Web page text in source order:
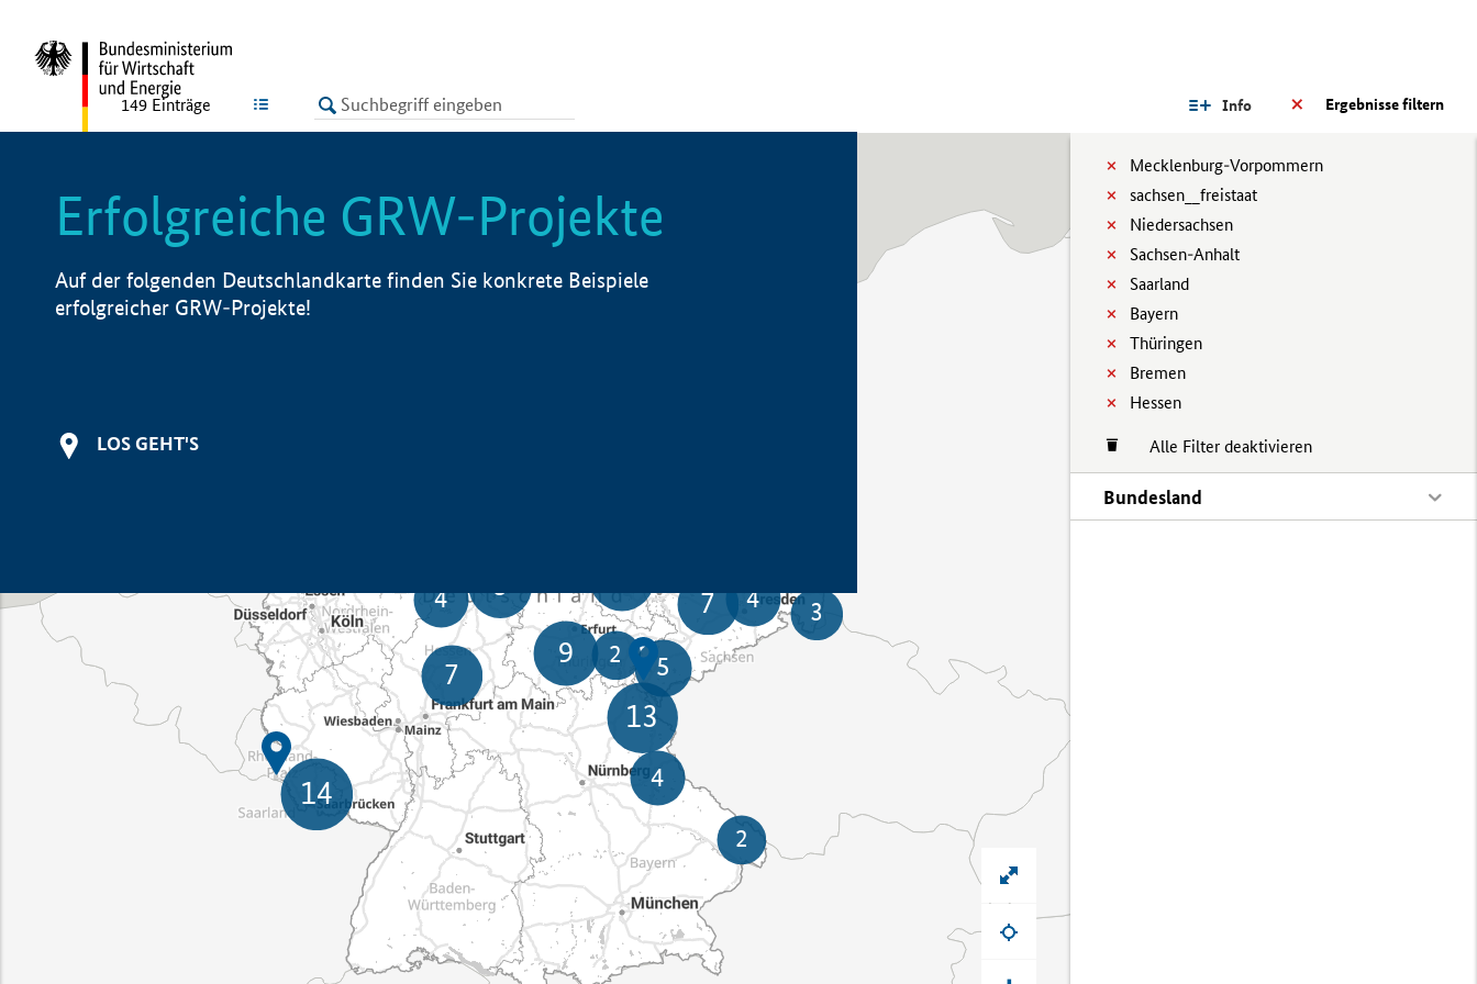
LISTE Ergebnisse filtern
Info
Mecklenburg-Vorpommern
sachsen__freistaat
Niedersachsen
Sachsen-Anhalt
Saarland
Bayern
Thüringen
Bremen
Hessen
Alle Filter deaktivieren
Bundesland
149 Einträge
Erfolgreiche GRW-Projekte
Auf der folgenden Deutschlandkarte finden Sie konkrete Beispiele
erfolgreicher GRW-Projekte!
LOS GEHT'S